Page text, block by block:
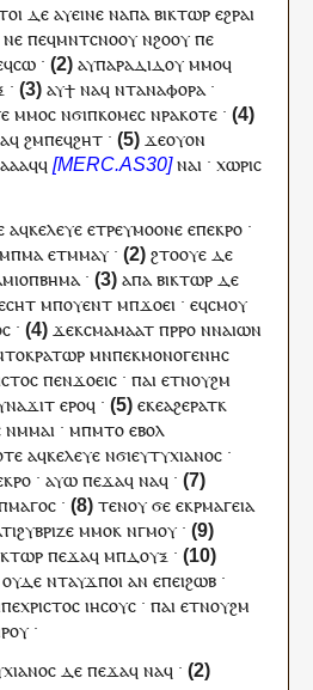
ⲇⲉ ⲁⲩⲉⲓⲛⲉ ⲛⲁⲡⲁⲃⲓⲕⲧⲱⲣ ⲉϩⲣⲁⲓ
ⲛⲉ ⲡⲉϥⲙⲛⲧⲥⲛⲟⲟⲩ ⲛϩⲟⲟⲩ ⲡⲉ
ϥⲥⲱ · ⲁⲩⲡⲁⲣⲁⲇⲓⲇⲟⲩ ⲙⲙⲟϥ
· ⲁⲩϯ ⲛⲁϥ ⲛⲧⲁⲛⲁⲫⲟⲣⲁ ·
ⲙⲙⲟⲥ ⲛϭⲓⲡⲕⲟⲙⲉⲥ ⲛⲣⲁⲕⲟⲧⲉ ·
ϥ ϩⲙⲡⲉϥϩⲏⲧ · ϫⲉⲟⲩⲟⲛ
ⲁⲁϥϥ ⲛⲁⲓ · ⲭⲱⲣⲓⲥ
ⲁϥⲕⲉⲗⲉⲩⲉ ⲉⲧⲣⲉⲩⲙⲟⲟⲛⲉ ⲉⲡⲉⲕⲣⲟ ·
ⲡⲙⲁⲉⲧⲙⲙⲁⲩ · ϩⲧⲟⲟⲩⲉ ⲇⲉ
ⲡⲃⲏⲙⲁ · ⲁⲡⲁⲃⲓⲕⲧⲱⲣ ⲇⲉ
ⲙⲡⲟⲩⲉⲛⲧ ⲙⲡϫⲟⲉⲓ · ⲉϥⲥⲙⲟⲩ
ⲥ · ϫⲉⲕⲥⲙⲁⲙⲁⲁⲧ ⲡⲣⲣⲟ ⲛⲛⲁⲓⲱⲛ
ⲙⲛⲡⲉⲕⲙⲟⲛⲟⲅⲉⲛⲏⲥ
ⲡⲉⲛϫⲟⲉⲓⲥ · ⲡⲁⲓ ⲉⲧⲛⲟⲩϩⲙ
ⲛⲁϫⲓⲧ ⲉⲣⲟϥ · ⲉⲕⲉⲁϩⲉⲣⲁⲧⲕ
ⲛⲙⲙⲁⲓ · ⲙⲡⲙⲧⲟ ⲉⲃⲟⲗ
ⲁϥⲕⲉⲗⲉⲩⲉ ⲛϭⲓⲉⲩⲧⲩⲭⲓⲁⲛⲟⲥ ·
ⲕⲣⲟ · ⲁⲩⲱ ⲡⲉϫⲁϥ ⲛⲁϥ ·
ⲙⲁⲅⲟⲥ · ⲧⲉⲛⲟⲩ ϭⲉ ⲉⲕⲣⲙⲁⲅⲉⲓⲁ
ⲓϩⲩⲃⲣⲓⲍⲉ ⲙⲙⲟⲕ ⲛⲅⲙⲟⲩ ·
ⲡⲉϫⲁϥ ⲙⲡⲇⲟⲩⲝ ·
ⲟⲩⲇⲉ ⲛⲧⲁⲩϫⲡⲟⲓ ⲁⲛ ⲉⲡⲉⲓϩⲱⲃ ·
ⲡⲉⲭⲣⲓⲥⲧⲟⲥ ⲓⲏⲥⲟⲩⲥ · ⲡⲁⲓ ⲉⲧⲛⲟⲩϩⲙ
ⲟⲩ ·
ⲇⲉ ⲡⲉϫⲁϥ ⲛⲁϥ ·